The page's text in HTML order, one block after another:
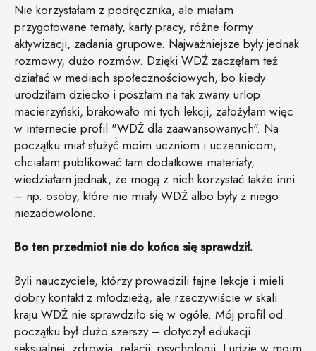
Nie korzystałam z podręcznika, ale miałam
przygotowane tematy, karty pracy, różne formy
aktywizacji, zadania grupowe. Najważniejsze były jednak
rozmowy, dużo rozmów. Dzięki WDŻ zaczęłam też
działać w mediach społecznościowych, bo kiedy
urodziłam dziecko i poszłam na tak zwany urlop
macierzyński, brakowało mi tych lekcji, założyłam więc
w internecie profil "WDŻ dla zaawansowanych". Na
początku miał służyć moim uczniom i uczennicom,
chciałam publikować tam dodatkowe materiały,
wiedziałam jednak, że mogą z nich korzystać także inni
– np. osoby, które nie miały WDŻ albo były z niego
niezadowolone.
Bo ten przedmiot nie do końca się sprawdził.
Byli nauczyciele, którzy prowadzili fajne lekcje i mieli
dobry kontakt z młodzieżą, ale rzeczywiście w skali
kraju WDŻ nie sprawdziło się w ogóle. Mój profil od
początku był dużo szerszy – dotyczył edukacji